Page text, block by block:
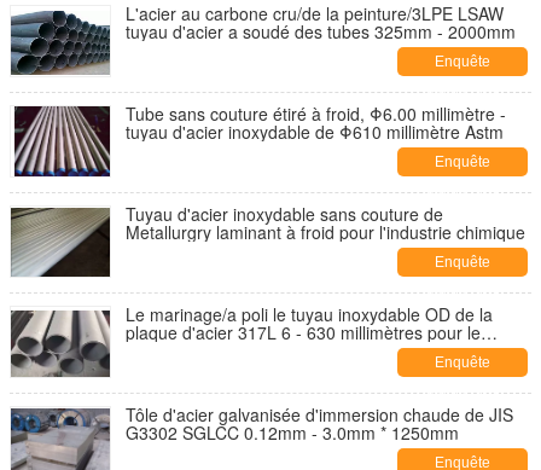
L'acier au carbone cru/de la peinture/3LPE LSAW
tuyau d'acier a soudé des tubes 325mm - 2000mm
Enquête
maintenant
Tube sans couture étiré à froid, Φ6.00 millimètre -
tuyau d'acier inoxydable de Φ610 millimètre Astm
Enquête
maintenant
Tuyau d'acier inoxydable sans couture de
Metallurgry laminant à froid pour l'industrie chimique
Enquête
maintenant
Le marinage/a poli le tuyau inoxydable OD de la
plaque d'acier 317L 6 - 630 millimètres pour le
Enquête
maintenant
Tôle d'acier galvanisée d'immersion chaude de JIS
G3302 SGLCC 0.12mm - 3.0mm * 1250mm
Enquête